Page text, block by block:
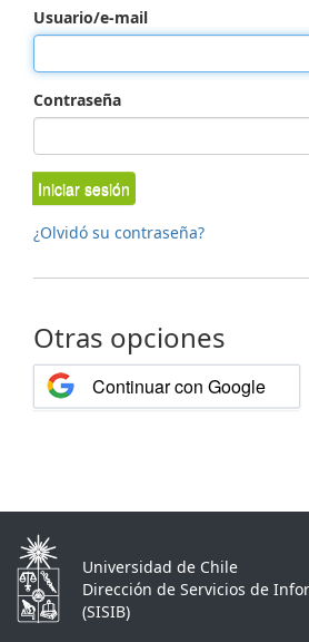
Usuario/e-mail
Contraseña
Iniciar sesión
¿Olvidó su contraseña?
Otras opciones
Continuar con Google
Universidad de Chile
Dirección de Servicios de
(SISIB)